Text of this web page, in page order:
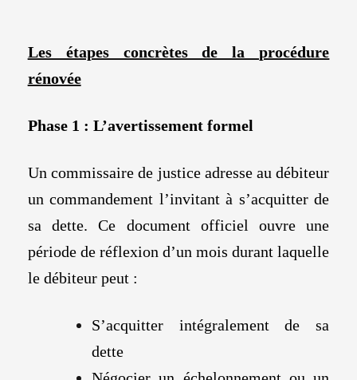
Les étapes concrètes de la procédure
rénovée
Phase 1 : L’avertissement formel
Un commissaire de justice adresse au débiteur
un commandement l’invitant à s’acquitter de
sa dette. Ce document officiel ouvre une
période de réflexion d’un mois durant laquelle
le débiteur peut :
S’acquitter intégralement de sa
dette